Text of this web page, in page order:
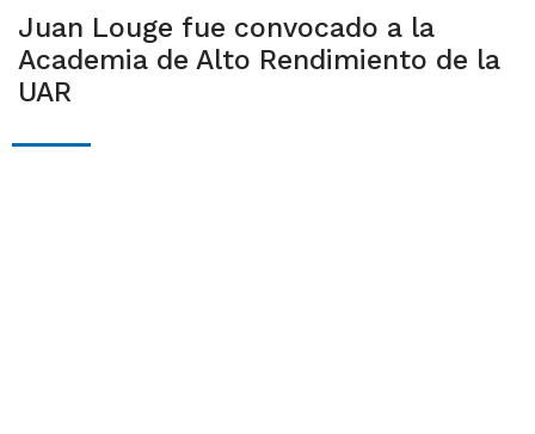
Juan Louge fue convocado a la
Academia de Alto Rendimiento de la
UAR